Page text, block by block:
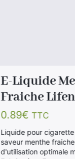
E-Liquide
Fraiche
0.89€ TTC
Liquide pour
saveur menthe
d'utilisation optimale